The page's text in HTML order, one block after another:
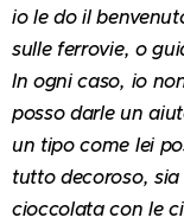
io le do il
sulle ferrovie, o
In ogni caso, io
posso darle un
un tipo come lei
tutto decoroso,
cioccolata con le